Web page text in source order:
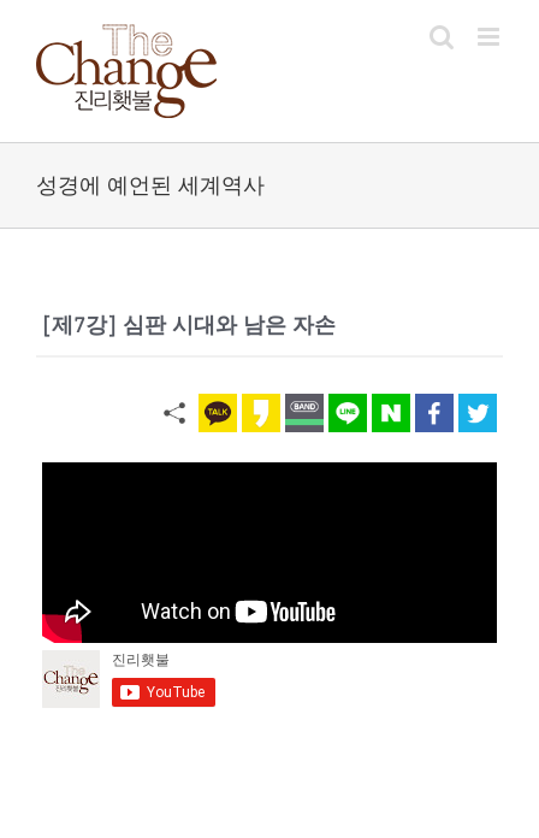
content
성경에 예언된 세계역사
[제7강] 심판 시대와 남은 자손